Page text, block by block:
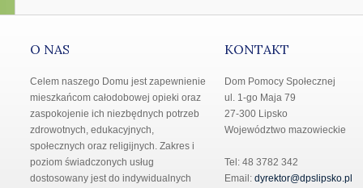
O NAS
Celem naszego Domu jest zapewnienie
mieszkańcom całodobowej opieki oraz
zaspokojenie ich niezbędnych potrzeb
zdrowotnych, edukacyjnych,
społecznych oraz religijnych. Zakres i
poziom świadczonych usług
dostosowany jest do indywidualnych
KONTAKT
Dom Pomocy Społecznej
ul. 1-go Maja 79
27-300 Lipsko
Województwo mazowieckie
Tel: 48 3782 342
Email: dyrektor@dpslipsko.pl